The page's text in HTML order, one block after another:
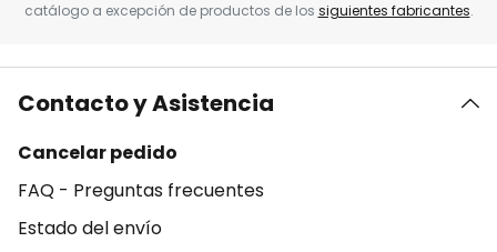
catálogo a excepción de productos de los siguientes fabricantes.
Contacto y Asistencia
Cancelar pedido
FAQ - Preguntas frecuentes
Estado del envío